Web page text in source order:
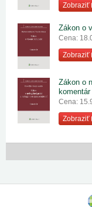
Zobraziť
Zákon o
Cena:
Zobraziť
Zákon o
komentár
Cena:
Zobraziť